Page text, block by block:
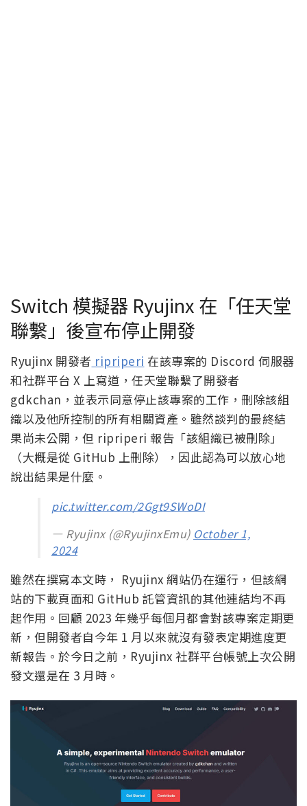
Switch 模擬器 Ryujinx 在「任天堂
聯繫」後宣布停止開發
Ryujinx 開發者 ripriperi 在該專案的 Discord 伺服器
和社群平台 X 上寫道，任天堂聯繫了開發者
gdkchan，並表示同意停止該專案的工作，刪除該組
織以及他所控制的所有相關資產。雖然談判的最終結
果尚未公開，但 ripriperi 報告「該組織已被刪除」
（大概是從 GitHub 上刪除），因此認為可以放心地
說出結果是什麼。
pic.twitter.com/2Ggt9SWoDI
— Ryujinx (@RyujinxEmu) October 1,
2024
雖然在撰寫本文時， Ryujinx 網站仍在運行，但該網
站的下載頁面和 GitHub 託管資訊的其他連結均不再
起作用。回顧 2023 年幾乎每個月都會對該專案定期更
新，但開發者自今年 1 月以來就沒有發表定期進度更
新報告。於今日之前，Ryujinx 社群平台帳號上次公開
發文還是在 3 月時。